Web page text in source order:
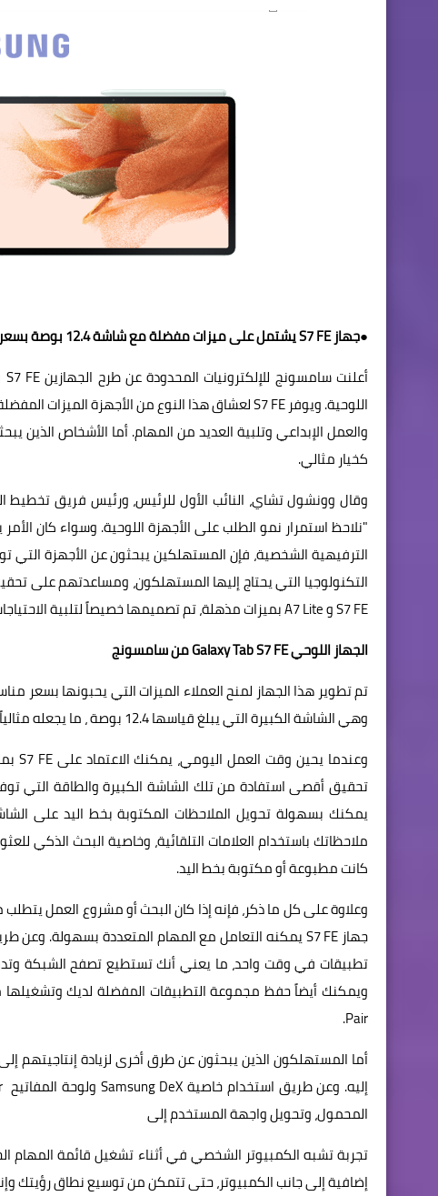
●جهاز S7 FE يشتمل على ميزات مفضلة مع شاشة 12.4 بوصة بسعر مناسب، بينما يعد A7 Lite الصغير رفيقاً مثالياً للترفيه في أثناء التنقل
كخيار مثالي.
وقال وونشول تشاي، النائب الأول للرئيس، ورئيس فريق تخطيط
"نلاحظ استمرار نمو الطلب على الأجهزة اللوحية. وسواء كان
الترفيهية الشخصية، فإن المستهلكين يبحثون عن الأجهزة التي
التكنولوجيا التي يحتاج إليها المستهلكون، ومساعدتهم على
S7 FE و A7 Lite بميزات مذهلة، تم تصميمها خصيصاً لتلبية الاحتياجات اليومية للمستهلكين".
الجهاز اللوحي Galaxy Tab S7 FE من سامسونج
تم تطوير هذا الجهاز لمنح العملاء الميزات التي يحبونها بسعر
وهي الشاشة الكبيرة التي يبلغ قياسها 12.4 بوصة ، ما يجعله مثالياً للارتقاء بالترفيه والإنتاجية والإبداع، والوصول به إلى مستويات أعلى.
يمكنك بسهولة تحويل الملاحظات المكتوبة بخط اليد على
ملاحظاتك باستخدام العلامات التلقائية، وخاصية البحث الذكي
كانت مطبوعة أو مكتوبة بخط اليد.
وعلاوة على كل ما ذكر، فإنه إذا كان البحث أو مشروع العمل
تطبيقات في وقت واحد، ما يعني أنك تستطيع تصفح الشبكة
Pair.
المحمول، وتحويل واجهة المستخدم إلى
تجربة تشبه الكمبيوتر الشخصي في أثناء تشغيل قائمة المهام
إضافية إلى جانب الكمبيوتر، حتى تتمكن من توسيع نطاق رؤيتك